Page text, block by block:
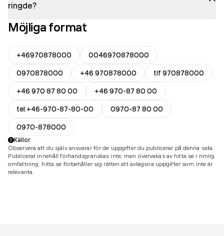
ringde?
Möjliga format
+46970878000
0046970878000
0970878000
+46 970878000
tlf 970878000
+46 970 87 80 00
+46 970-87 80 00
tel:+46-970-87-80-00
0970-87 80 00
0970-878000
Källor
Observera att du själv ansvarar för de uppgifter du publicerar på denna sida.
Publicerat innehåll förhandsgranskas inte, men övervakas av hitta.se i rimlig
omfattning. hitta.se förbehåller sig rätten att avlägsna uppgifter som inte är
relevanta.